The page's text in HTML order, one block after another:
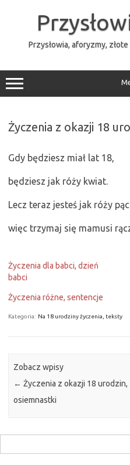
Przysłowia, aforyzmy,
Życzenia z okazji 18
Gdy będziesz miał lat 18,
będziesz jak róży kwiat.
Lecz teraz jesteś jak róży
więc trzymaj się mamusi
Życzenia dla babci, dzień
babci
Życzenia różne, sentencje
Kategoria: Na 18 urodziny życzenia, teksty
Zobacz wpisy
← Życzenia z okazji 18 urodzin,
osiemnastki